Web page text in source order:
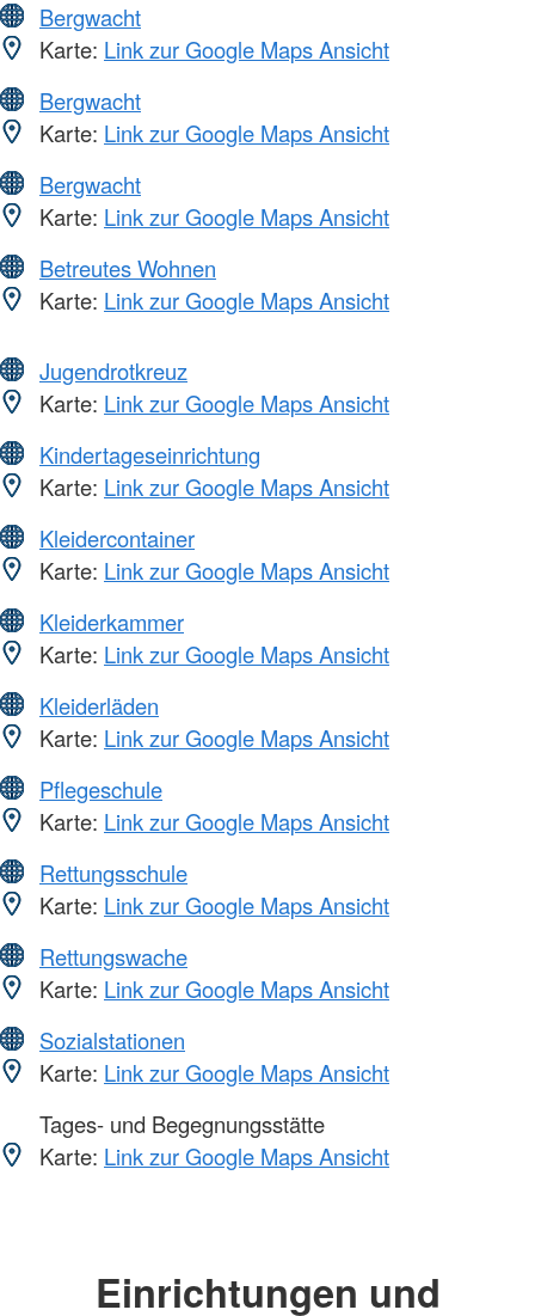
Bergwacht
Karte: Link zur Google Maps Ansicht
Bergwacht
Karte: Link zur Google Maps Ansicht
Bergwacht
Karte: Link zur Google Maps Ansicht
Betreutes Wohnen
Karte: Link zur Google Maps Ansicht
Jugendrotkreuz
Karte: Link zur Google Maps Ansicht
Kindertageseinrichtung
Karte: Link zur Google Maps Ansicht
Kleidercontainer
Karte: Link zur Google Maps Ansicht
Kleiderkammer
Karte: Link zur Google Maps Ansicht
Kleiderläden
Karte: Link zur Google Maps Ansicht
Pflegeschule
Karte: Link zur Google Maps Ansicht
Rettungsschule
Karte: Link zur Google Maps Ansicht
Rettungswache
Karte: Link zur Google Maps Ansicht
Sozialstationen
Karte: Link zur Google Maps Ansicht
Tages- und Begegnungsstätte
Karte: Link zur Google Maps Ansicht
Einrichtungen und